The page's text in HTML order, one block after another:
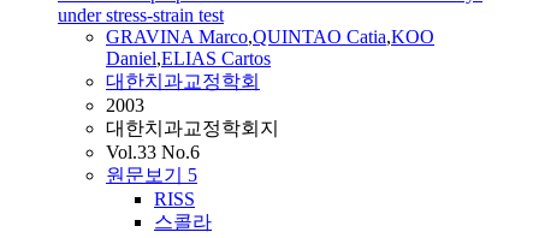
under stress-strain test
GRAVINA Marco,QUINTAO Catia,KOO
Daniel,ELIAS Cartos
대한치과교정학회
2003
대한치과교정학회지
Vol.33 No.6
원문보기 5
RISS
스콜라